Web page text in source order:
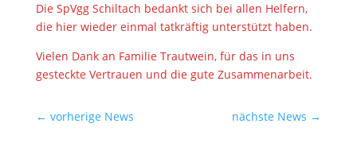
Die SpVgg Schiltach bedankt sich bei allen Helfern,
die hier wieder einmal tatkräftig unterstützt haben.
Vielen Dank an Familie Trautwein, für das in uns
gesteckte Vertrauen und die gute Zusammenarbeit.
← vorherige News nächste News →